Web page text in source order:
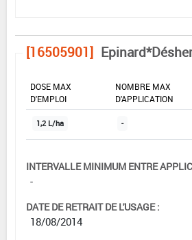
[16505901]
DOSE MAX
D'EMPLOI
NOMBRE MAX
D'APPLICATION
1,2 L/ha -
INTERVALLE MINIMUM ENTRE
-
DATE DE RETRAIT DE L'USAGE :
18/08/2014